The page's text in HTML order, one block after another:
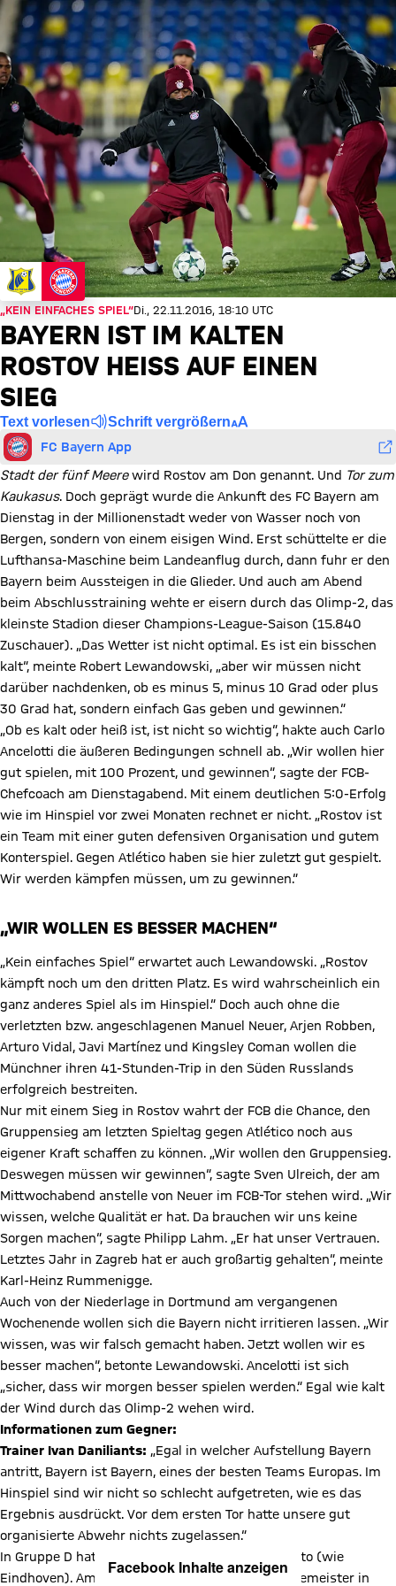
„KEIN EINFACHES SPIEL“Di., 22.11.2016, 18:10 UTC
BAYERN IST IM KALTEN
ROSTOV HEISS AUF EINEN S
IEG
Text vorlesen Schrift vergrößern
FC Bayern App
Stadt der fünf Meerewird Rostov am Don genannt. Und Tor zum
Kaukasus. Doch geprägt wurde die Ankunft des FC Bayern am
Dienstag in der Millionenstadt weder von Wasser noch von
Bergen, sondern von einem eisigen Wind. Erst schüttelte er die
Lufthansa-Maschine beim Landeanflug durch, dann fuhr er den
Bayern beim Aussteigen in die Glieder. Und auch am Abend
beim Abschlusstraining wehte er eisern durch das Olimp-2, das
kleinste Stadion dieser Champions-League-Saison (15.840
Zuschauer). „Das Wetter ist nicht optimal. Es ist ein bisschen
kalt“, meinte Robert Lewandowski, „aber wir müssen nicht
darüber nachdenken, ob es minus 5, minus 10 Grad oder plus
30 Grad hat, sondern einfach Gas geben und gewinnen.“
„Ob es kalt oder heiß ist, ist nicht so wichtig“, hakte auch Carlo
Ancelotti die äußeren Bedingungen schnell ab. „Wir wollen hier
gut spielen, mit 100 Prozent, und gewinnen“, sagte der FCB-
Chefcoach am Dienstagabend. Mit einem deutlichen 5:0-Erfolg
wie im Hinspiel vor zwei Monaten rechnet er nicht. „Rostov ist
ein Team mit einer guten defensiven Organisation und gutem
Konterspiel. Gegen Atlético haben sie hier zuletzt gut gespielt.
Wir werden kämpfen müssen, um zu gewinnen.“
„WIR WOLLEN ES BESSER MACHEN“
„Kein einfaches Spiel“ erwartet auch Lewandowski. „Rostov
kämpft noch um den dritten Platz. Es wird wahrscheinlich ein
ganz anderes Spiel als im Hinspiel.“ Doch auch ohne die
verletzten bzw. angeschlagenen Manuel Neuer, Arjen Robben,
Arturo Vidal, Javi Martínez und Kingsley Coman wollen die
Münchner ihren 41-Stunden-Trip in den Süden Russlands
erfolgreich bestreiten.
Nur mit einem Sieg in Rostov wahrt der FCB die Chance, den
Gruppensieg am letzten Spieltag gegen Atlético noch aus
eigener Kraft schaffen zu können. „Wir wollen den Gruppensieg.
Deswegen müssen wir gewinnen“, sagte Sven Ulreich, der am
Mittwochabend anstelle von Neuer im FCB-Tor stehen wird. „Wir
wissen, welche Qualität er hat. Da brauchen wir uns keine
Sorgen machen“, sagte Philipp Lahm. „Er hat unser Vertrauen.
Letztes Jahr in Zagreb hat er auch großartig gehalten“, meinte
Karl-Heinz Rummenigge.
Auch von der Niederlage in Dortmund am vergangenen
Wochenende wollen sich die Bayern nicht irritieren lassen. „Wir
wissen, was wir falsch gemacht haben. Jetzt wollen wir es
besser machen“, betonte Lewandowski. Ancelotti ist sich
„sicher, dass wir morgen besser spielen werden.“ Egal wie kalt
der Wind durch das Olimp-2 wehen wird.
Informationen zum Gegner:
Trainer Ivan Daniliants: „Egal in welcher Aufstellung Bayern
antritt, Bayern ist Bayern, eines der besten Teams Europas. Im
Hinspiel sind wir nicht so schlecht aufgetreten, wie es das
Ergebnis ausdrückt. Vor dem ersten Tor hatte unsere gut
organisierte Abwehr nichts zugelassen.“
In Gruppe D hat Rostov einen Punkt auf dem Konto (wie
Eindhoven). Am Mittwoch kann der russische Vizemeister in
X Inhalte anzeigen
Facebook Inhalte anzeigen